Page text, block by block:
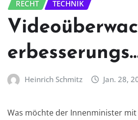
RECHT
TECHNIK
Heinrich Schmitz Jan. 28,
Was möchte der Innenminister mit